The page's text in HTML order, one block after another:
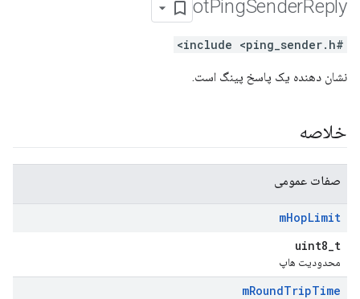
otPingSenderReply
#include <ping_sender.h>
نشان دهنده یک پاسخ پینگ است.
خلاصه
صفات عمومی
mHopLimit
uint8_t
محدودیت هاپ
mRoundTripTime